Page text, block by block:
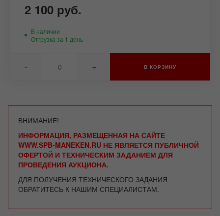
2 100 руб.
В наличии
Отгрузка за 1 день
- + В КОРЗИНУ
ВНИМАНИЕ!
ИНФОРМАЦИЯ, РАЗМЕЩЕННАЯ НА САЙТЕ
WWW.SPB-MANEKEN.RU НЕ ЯВЛЯЕТСЯ ПУБЛИЧНОЙ
ОФЕРТОЙ И ТЕХНИЧЕСКИМ ЗАДАНИЕМ ДЛЯ
ПРОВЕДЕНИЯ АУКЦИОНА.
ДЛЯ ПОЛУЧЕНИЯ ТЕХНИЧЕСКОГО ЗАДАНИЯ
ОБРАТИТЕСЬ К НАШИМ СПЕЦИАЛИСТАМ.